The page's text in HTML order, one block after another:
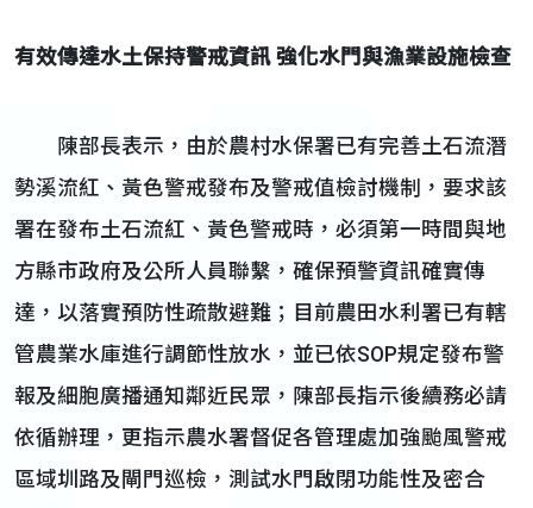
有效傳達水土保持警戒資訊 強化水門與漁業設施檢查
陳部長表示，由於農村水保署已有完善土石流潛
勢溪流紅、黃色警戒發布及警戒值檢討機制，要求該
署在發布土石流紅、黃色警戒時，必須第一時間與地
方縣市政府及公所人員聯繫，確保預警資訊確實傳
達，以落實預防性疏散避難；目前農田水利署已有轄
管農業水庫進行調節性放水，並已依SOP規定發布警
報及細胞廣播通知鄰近民眾，陳部長指示後續務必請
依循辦理，更指示農水署督促各管理處加強颱風警戒
區域圳路及閘門巡檢，測試水門啟閉功能性及密合